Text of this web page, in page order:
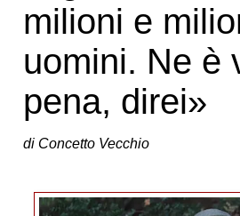
milioni e
uomini. Ne è
pena, direi»
di Concetto Vecchio